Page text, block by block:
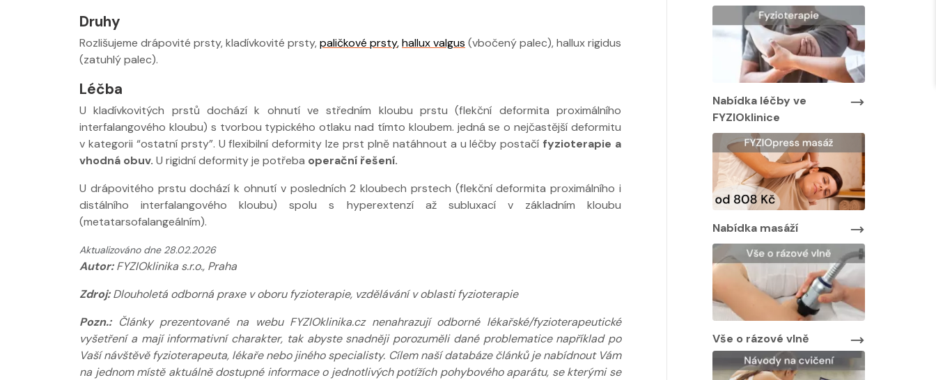
Druhy
Rozlišujeme drápovité prsty, kladívkovité prsty,paličkové prsty,hallux valgus (vbočený palec), hallux rigidus
(zatuhlý palec).
Léčba
U kladívkovitých prstů dochází k ohnutí ve středním kloubu prstu (flekční deformita proximálního
interfalangového kloubu) s tvorbou typického otlaku nad tímto kloubem. jedná se o nejčastější deformitu
v kategorii “ostatní prsty”. U flexibilní deformity lze prst plně natáhnout a u léčby postačí fyzioterapie a
vhodná obuv. U rigidní deformity je potřeba operační řešení.
U drápovitého prstu dochází k ohnutí v posledních 2 kloubech prstech (flekční deformita proximálního i
distálního interfalangového kloubu) spolu s hyperextenzí až subluxací v základním kloubu
(metatarsofalangeálním).
Aktualizováno dne 28.02.2026
Autor:FYZIOklinika s.r.o., Praha
Zdroj:Dlouholetá odborná praxe v oboru fyzioterapie, vzdělávání v oblasti fyzioterapie
Pozn.:Články prezentované na webu FYZIOklinika.cz nenahrazují odborné lékařské/fyzioterapeutické
vyšetření a mají informativní charakter, tak abyste snadněji porozuměli dané problematice například po
Vaší návštěvě fyzioterapeuta, lékaře nebo jiného specialisty. Cílem naší databáze článků je nabídnout Vám
na jednom místě aktuálně dostupné informace o jednotlivých potížích pohybového aparátu, se kterými se
FYZIOklinice
FYZIOklinice
FYZIOklinice
Nabídka léčby ve
Nabídka masáží
Nabídka masáží
Nabídka masáží
Vše o rázové vlně